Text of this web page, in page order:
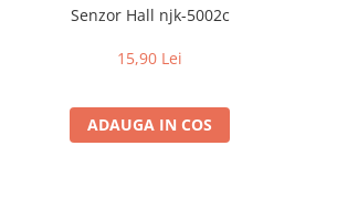
Senzor Hall njk-5002c
15,90 Lei
ADAUGA IN COS